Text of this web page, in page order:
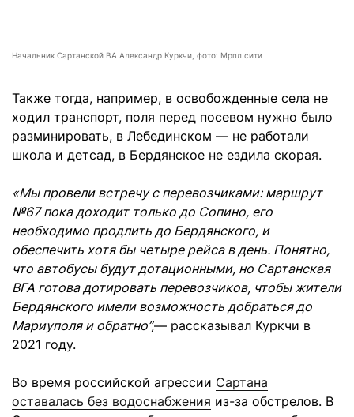
Начальник Сартанской ВА Александр Куркчи, фото: Мрпл.сити
Также тогда, например, в освобожденные села не
ходил транспорт, поля перед посевом нужно было
разминировать, в Лебединском — не работали
школа и детсад, в Бердянское не ездила скорая.
«Мы провели встречу с перевозчиками: маршрут
№67 пока доходит только до Сопино, его
необходимо продлить до Бердянского, и
обеспечить хотя бы четыре рейса в день. Понятно,
что автобусы будут дотационными, но Сартанская
ВГА готова дотировать перевозчиков, чтобы жители
Бердянского имели возможность добраться до
Мариуполя и обратно”,— рассказывал Куркчи в
2021 году.
Во время российской агрессии Сартана
оставалась без водоснабжения из-за обстрелов. В